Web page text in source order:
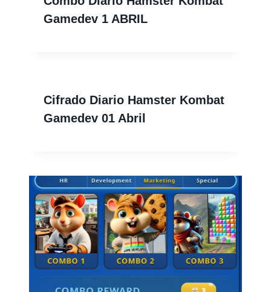
Gamedev 1 ABRIL
Cifrado Diario Hamster Kombat
Gamedev 01 Abril